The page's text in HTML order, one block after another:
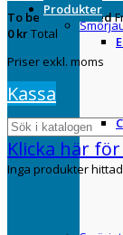
To be determined
0 krTotal
Priser exkl. moms
Kassa
Klicka här
Inga produkter
Produkter